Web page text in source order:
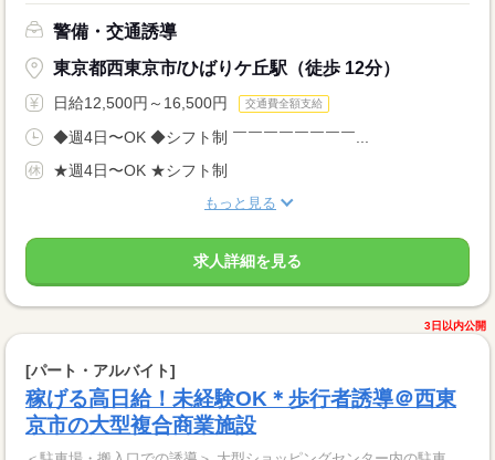
警備・交通誘導
東京都西東京市/ひばりケ丘駅（徒歩 12分）
日給12,500円～16,500円 交通費全額支給
◆週4日〜OK ◆シフト制 ￣￣￣￣￣￣￣￣...
★週4日〜OK ★シフト制
もっと見る
求人詳細を見る
3日以内公開
[パート・アルバイト]
稼げる高日給！未経験OK＊歩行者誘導＠西東
京市の大型複合商業施設